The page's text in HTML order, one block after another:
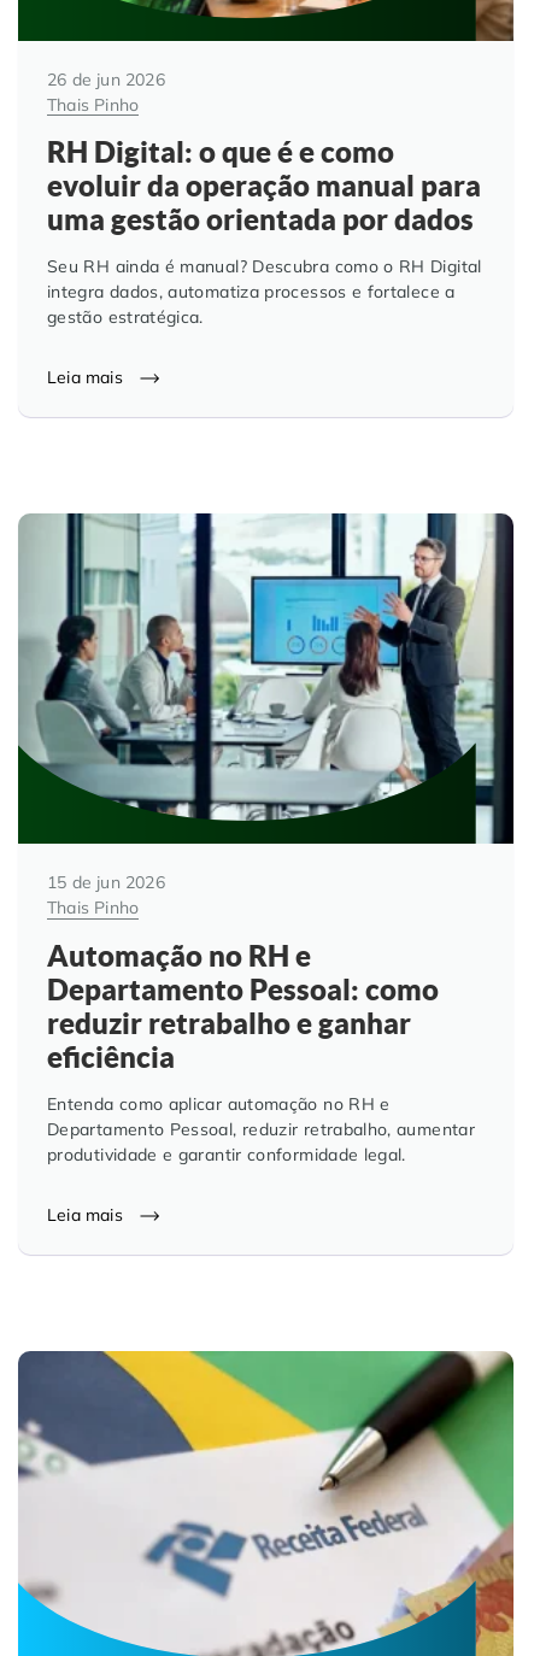
26 de jun 2026
Thais Pinho
RH Digital: o que é e como
evoluir da operação manual para
uma gestão orientada por dados
Seu RH ainda é manual? Descubra como o RH Digital
integra dados, automatiza processos e fortalece a
gestão estratégica.
Leia mais
15 de jun 2026
Thais Pinho
Automação no RH e
Departamento Pessoal: como
reduzir retrabalho e ganhar
eficiência
Entenda como aplicar automação no RH e
Departamento Pessoal, reduzir retrabalho, aumentar
produtividade e garantir conformidade legal.
Leia mais